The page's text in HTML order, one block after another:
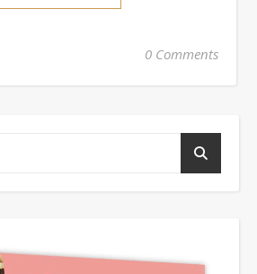
0 Comments